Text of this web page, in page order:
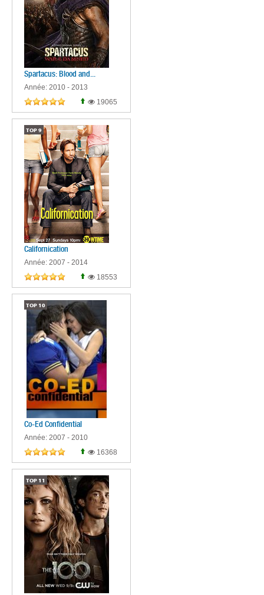
Spartacus: Blood and...
Année: 2010 - 2013
19065
TOP 9
Californication
Année: 2007 - 2014
18553
TOP 10
Co-Ed Confidential
Année: 2007 - 2010
16368
TOP 11